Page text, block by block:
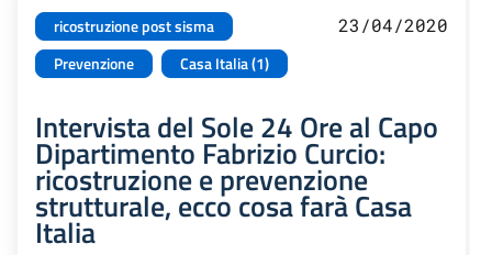
ricostruzione post sisma
Prevenzione
Casa Italia (1)
23/04/2020
Intervista del Sole 24 Ore al Capo
Dipartimento Fabrizio Curcio:
ricostruzione e prevenzione
strutturale, ecco cosa farà Casa
Italia